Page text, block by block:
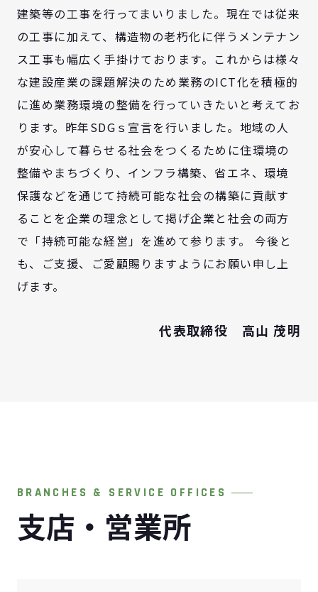
建築等の工事を行ってまいりました。現在では従来
の工事に加えて、構造物の老朽化に伴うメンテナン
ス工事も幅広く手掛けております。これからは様々
な建設産業の課題解決のため業務のICT化を積極的
に進め業務環境の整備を行っていきたいと考えてお
ります。昨年SDGｓ宣言を行いました。地域の人
が安心して暮らせる社会をつくるために住環境の
整備やまちづくり、インフラ構築、省エネ、環境
保護などを通じて持続可能な社会の構築に貢献す
ることを企業の理念として掲げ企業と社会の両方
で「持続可能な経営」を進めて参ります。 今後と
も、ご支援、ご愛顧賜りますようにお願い申し上
げます。
代表取締役 高山 茂明
BRANCHES & SERVICE OFFICES
支店・営業所